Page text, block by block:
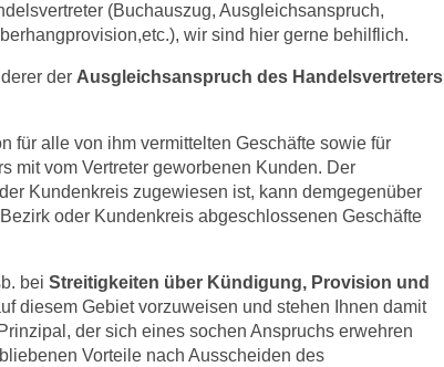
(Buchauszug, Ausgleichsanspruch,
wir sind hier gerne behilflich.
der Ausgleichsanspruch des Handelsvertreters
für alle von ihm vermittelten Geschäfte sowie für
mit vom Vertreter geworbenen Kunden. Der
Kundenkreis zugewiesen ist, kann demgegenüber
oder Kundenkreis abgeschlossenen Geschäfte
bei Streitigkeiten über Kündigung, Provision und
diesem Gebiet vorzuweisen und stehen Ihnen damit
der sich eines sochen Anspruchs erwehren
Vorteile nach Ausscheiden des